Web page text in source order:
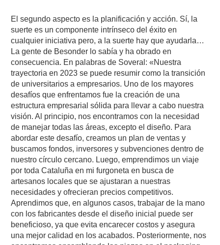
El segundo aspecto es la planificación y acción. Sí, la
suerte es un componente intrínseco del éxito en
cualquier iniciativa pero, a la suerte hay que ayudarla…
La gente de Besonder lo sabía y ha obrado en
consecuencia. En palabras de Soveral: «Nuestra
trayectoria en 2023 se puede resumir como la transición
de universitarios a empresarios. Uno de los mayores
desafíos que enfrentamos fue la creación de una
estructura empresarial sólida para llevar a cabo nuestra
visión. Al principio, nos encontramos con la necesidad
de manejar todas las áreas, excepto el diseño. Para
abordar este desafío, creamos un plan de ventas y
buscamos fondos, inversores y subvenciones dentro de
nuestro círculo cercano. Luego, emprendimos un viaje
por toda Cataluña en mi furgoneta en busca de
artesanos locales que se ajustaran a nuestras
necesidades y ofrecieran precios competitivos.
Aprendimos que, en algunos casos, trabajar de la mano
con los fabricantes desde el diseño inicial puede ser
beneficioso, ya que evita encarecer costos y asegura
una mejor calidad en los acabados. Posteriormente, nos